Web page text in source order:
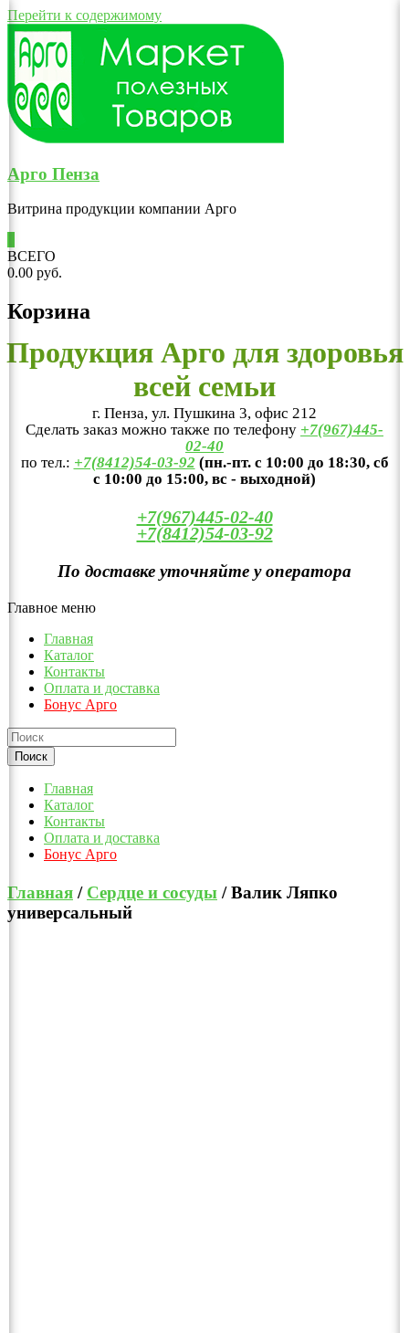
Перейти к содержимому
Арго Пенза
Витрина продукции компании Арго
ВСЕГО
0.00 руб.
Корзина
Продукция Арго для здоровья
всей семьи
г. Пенза, ул. Пушкина 3, офис 212
Сделать заказ можно также по телефону +7(967)445-
02-40
по тел.: +7(8412)54-03-92 (пн.-пт. с 10:00 до 18:30, сб
с 10:00 до 15:00, вс - выходной)
+7(967)445-02-40
+7(8412)54-03-92
По доставке уточняйте у оператора
Главное меню
Главная
Каталог
Контакты
Оплата и доставка
Бонус Арго
Главная
Каталог
Контакты
Оплата и доставка
Бонус Арго
Главная / Сердце и сосуды / Валик Ляпко
универсальный